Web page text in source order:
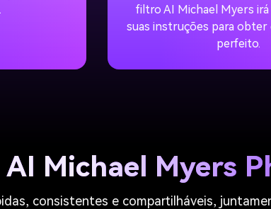
filtro AI Michael Myers irá
suas instruções para
perfeito.
AI Michael Myers
consistentes e compartilháveis,